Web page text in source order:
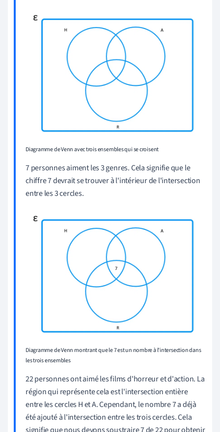
Diagramme de Venn avec trois ensembles qui se croisent
7 personnes aiment les 3 genres. Cela signifie que le
chiffre 7 devrait se trouver à l'intérieur de l'intersection
entre les 3 cercles.
Diagramme de Venn montrant que le 7 est un nombre à l'intersection dans
les trois ensembles
22 personnes ont aimé les films d'horreur et d'action. La
région qui représente cela est l'intersection entière
entre les cercles H et A. Cependant, le nombre 7 a déjà
été ajouté à l'intersection entre les trois cercles. Cela